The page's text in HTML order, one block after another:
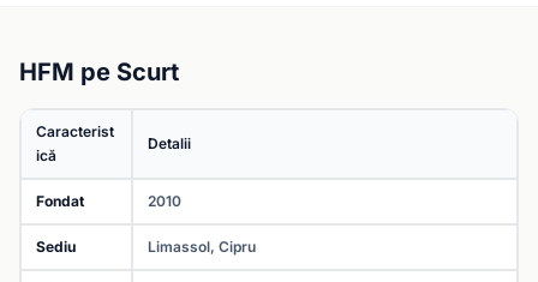
HFM pe Scurt
Caracterist
ică
Detalii
Fondat 2010
Sediu Limassol, Cipru